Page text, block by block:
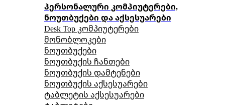
პერსონალური კომპიუტერები,
ნოუთბუქები და აქსესუარები
Desk Top კომპიუტერები
მონობლოკები
ნოუთბუქები
ნოუთბუქის ჩანთები
ნოუთბუქის დამტენები
ნოუთბუქის აქსესუარები
ტაბლეტის აქსესუარები